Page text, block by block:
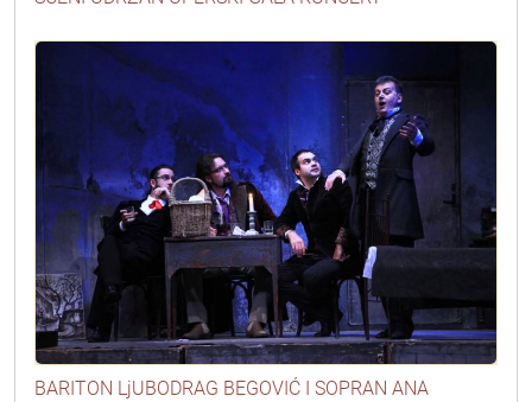
BARITON LjUBODRAG BEGOVIĆ I SOPRAN ANA